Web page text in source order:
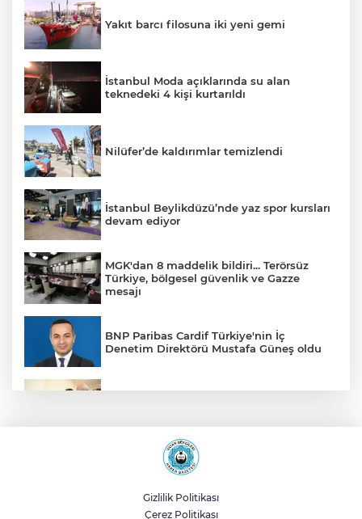
Yakıt barcı filosuna iki yeni gemi
İstanbul Moda açıklarında su alan
teknedeki 4 kişi kurtarıldı
Nilüfer’de kaldırımlar temizlendi
İstanbul Beylikdüzü’nde yaz spor kursları
devam ediyor
MGK'dan 8 maddelik bildiri... Terörsüz
Türkiye, bölgesel güvenlik ve Gazze
mesajı
BNP Paribas Cardif Türkiye'nin İç
Denetim Direktörü Mustafa Güneş oldu
Sakarya’da ücretsiz doğalgaza
kavuşacaklar
Gizlilik Politikası
Çerez Politikası